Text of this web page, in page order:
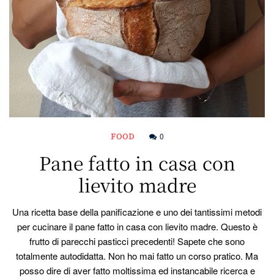
FOOD 0
Pane fatto in casa con
lievito madre
Una ricetta base della panificazione e uno dei tantissimi metodi
per cucinare il pane fatto in casa con lievito madre. Questo è
frutto di parecchi pasticci precedenti! Sapete che sono
totalmente autodidatta. Non ho mai fatto un corso pratico. Ma
posso dire di aver fatto moltissima ed instancabile ricerca e